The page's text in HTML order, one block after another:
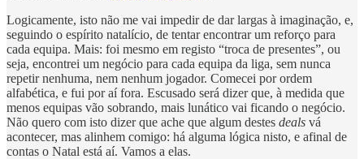
Logicamente, isto não me vai impedir de dar largas à imaginação, e,
seguindo o espírito natalício, de tentar encontrar um reforço para
cada equipa. Mais: foi mesmo em registo “troca de presentes”, ou
seja, encontrei um negócio para cada equipa da liga, sem nunca
repetir nenhuma, nem nenhum jogador. Comecei por ordem
alfabética, e fui por aí fora. Escusado será dizer que, à medida que
menos equipas vão sobrando, mais lunático vai ficando o negócio.
Não quero com isto dizer que ache que algum destes deals vá
acontecer, mas alinhem comigo: há alguma lógica nisto, e afinal de
contas o Natal está aí. Vamos a elas.